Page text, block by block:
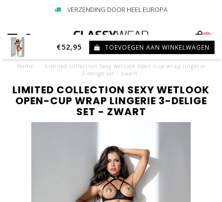
VERZENDING DOOR HEEL EUROPA
Home
Limited collection Sexy wetlook open-cup wrap lingerie
3-delige set - zwart
€52,95 TOEVOEGEN AAN WINKELWAGEN
LIMITED COLLECTION SEXY WETLOOK
OPEN-CUP WRAP LINGERIE 3-DELIGE
SET - ZWART